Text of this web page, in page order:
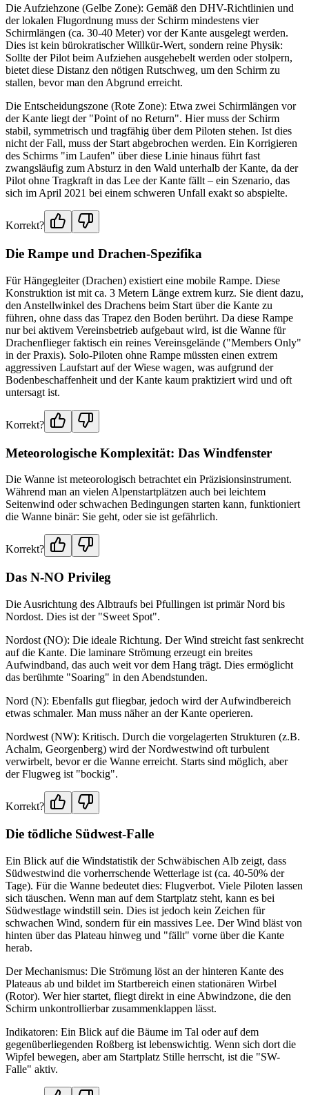
Die Aufziehzone (Gelbe Zone): Gemäß den DHV-Richtlinien und
der lokalen Flugordnung muss der Schirm mindestens vier
Schirmlängen (ca. 30-40 Meter) vor der Kante ausgelegt werden.
Dies ist kein bürokratischer Willkür-Wert, sondern reine Physik:
Sollte der Pilot beim Aufziehen ausgehebelt werden oder stolpern,
bietet diese Distanz den nötigen Rutschweg, um den Schirm zu
stallen, bevor man den Abgrund erreicht.
Die Entscheidungszone (Rote Zone): Etwa zwei Schirmlängen vor
der Kante liegt der "Point of no Return". Hier muss der Schirm
stabil, symmetrisch und tragfähig über dem Piloten stehen. Ist dies
nicht der Fall, muss der Start abgebrochen werden. Ein Korrigieren
des Schirms "im Laufen" über diese Linie hinaus führt fast
zwangsläufig zum Absturz in den Wald unterhalb der Kante, da der
Pilot ohne Tragkraft in das Lee der Kante fällt – ein Szenario, das
sich im April 2021 bei einem schweren Unfall exakt so abspielte.
Korrekt?
Die Rampe und Drachen-Spezifika
Für Hängegleiter (Drachen) existiert eine mobile Rampe. Diese
Konstruktion ist mit ca. 3 Metern Länge extrem kurz. Sie dient dazu,
den Anstellwinkel des Drachens beim Start über die Kante zu
führen, ohne dass das Trapez den Boden berührt. Da diese Rampe
nur bei aktivem Vereinsbetrieb aufgebaut wird, ist die Wanne für
Drachenflieger faktisch ein reines Vereinsgelände ("Members Only"
in der Praxis). Solo-Piloten ohne Rampe müssten einen extrem
aggressiven Laufstart auf der Wiese wagen, was aufgrund der
Bodenbeschaffenheit und der Kante kaum praktiziert wird und oft
untersagt ist.
Korrekt?
Meteorologische Komplexität: Das Windfenster
Die Wanne ist meteorologisch betrachtet ein Präzisionsinstrument.
Während man an vielen Alpenstartplätzen auch bei leichtem
Seitenwind oder schwachen Bedingungen starten kann, funktioniert
die Wanne binär: Sie geht, oder sie ist gefährlich.
Korrekt?
Das N-NO Privileg
Die Ausrichtung des Albtraufs bei Pfullingen ist primär Nord bis
Nordost. Dies ist der "Sweet Spot".
Nordost (NO): Die ideale Richtung. Der Wind streicht fast senkrecht
auf die Kante. Die laminare Strömung erzeugt ein breites
Aufwindband, das auch weit vor dem Hang trägt. Dies ermöglicht
das berühmte "Soaring" in den Abendstunden.
Nord (N): Ebenfalls gut fliegbar, jedoch wird der Aufwindbereich
etwas schmaler. Man muss näher an der Kante operieren.
Nordwest (NW): Kritisch. Durch die vorgelagerten Strukturen (z.B.
Achalm, Georgenberg) wird der Nordwestwind oft turbulent
verwirbelt, bevor er die Wanne erreicht. Starts sind möglich, aber
der Flugweg ist "bockig".
Korrekt?
Die tödliche Südwest-Falle
Ein Blick auf die Windstatistik der Schwäbischen Alb zeigt, dass
Südwestwind die vorherrschende Wetterlage ist (ca. 40-50% der
Tage). Für die Wanne bedeutet dies: Flugverbot. Viele Piloten lassen
sich täuschen. Wenn man auf dem Startplatz steht, kann es bei
Südwestlage windstill sein. Dies ist jedoch kein Zeichen für
schwachen Wind, sondern für ein massives Lee. Der Wind bläst von
hinten über das Plateau hinweg und "fällt" vorne über die Kante
herab.
Der Mechanismus: Die Strömung löst an der hinteren Kante des
Plateaus ab und bildet im Startbereich einen stationären Wirbel
(Rotor). Wer hier startet, fliegt direkt in eine Abwindzone, die den
Schirm unkontrollierbar zusammenklappen lässt.
Indikatoren: Ein Blick auf die Bäume im Tal oder auf dem
gegenüberliegenden Roßberg ist lebenswichtig. Wenn sich dort die
Wipfel bewegen, aber am Startplatz Stille herrscht, ist die "SW-
Falle" aktiv.